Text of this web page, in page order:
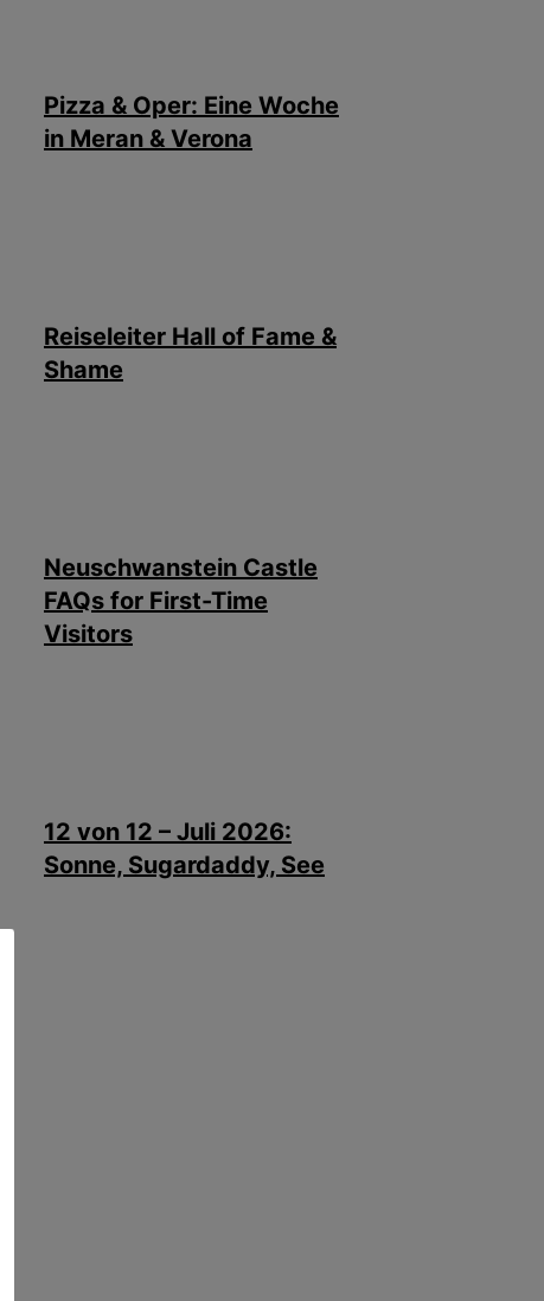
Pizza & Oper: Eine Woche
in Meran & Verona
Reiseleiter Hall of Fame &
Shame
Neuschwanstein Castle
FAQs for First-Time
Visitors
12 von 12 – Juli 2026:
Sonne, Sugardaddy, See